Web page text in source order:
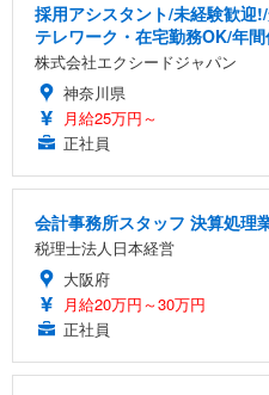
採用アシスタント/未経験歓迎
テレワーク・在宅勤務OK/年
株式会社エクシードジャパン
神奈川県
月給25万円～
正社員
会計事務所スタッフ 決算処理
税理士法人日本経営
大阪府
月給20万円～30万円
正社員